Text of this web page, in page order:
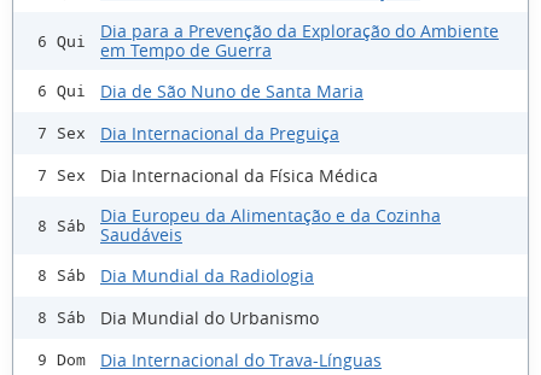
6 Qui
Dia para a Prevenção da Exploração do Ambiente
em Tempo de Guerra
6 Qui Dia de São Nuno de Santa Maria
7 Sex Dia Internacional da Preguiça
7 Sex Dia Internacional da Física Médica
8 Sáb
Dia Europeu da Alimentação e da Cozinha
Saudáveis
8 Sáb Dia Mundial da Radiologia
8 Sáb Dia Mundial do Urbanismo
9 Dom Dia Internacional do Trava-Línguas